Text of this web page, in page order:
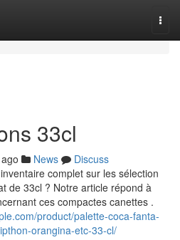
33cl
News
Discuss
complet sur les sélection
de 33cl ? Notre article répond à
ces compactes canettes .
product/palette-coca-fanta-
orangina-etc-33-cl/